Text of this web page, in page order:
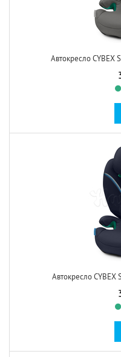
Автокресло CYBEX
Автокресло CYBEX